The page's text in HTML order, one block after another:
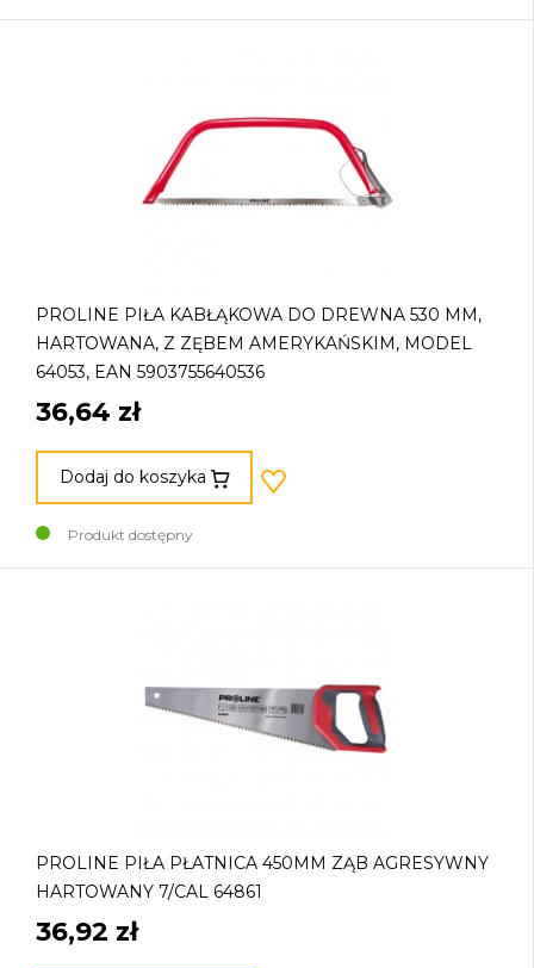
PROLINE PIŁA KABŁĄKOWA DO DREWNA 530 MM,
HARTOWANA, Z ZĘBEM AMERYKAŃSKIM, MODEL
64053, EAN 5903755640536
36,64 zł
Dodaj do koszyka
Produkt dostępny
PROLINE PIŁA PŁATNICA 450MM ZĄB AGRESYWNY
HARTOWANY 7/CAL 64861
36,92 zł